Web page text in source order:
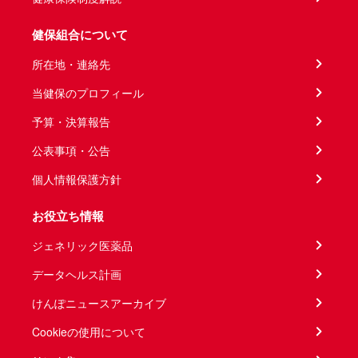
健保組合について
所在地・連絡先
当健保のプロフィール
予算・決算報告
公表事項・公告
個人情報保護方針
お役立ち情報
ジェネリック医薬品
データヘルス計画
けんぽニュースアーカイブ
Cookieの使用について